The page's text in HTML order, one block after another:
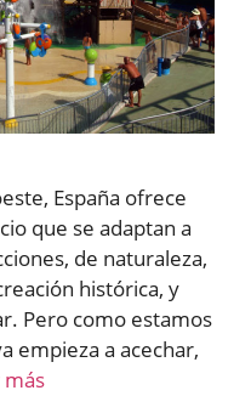
España ofrece
que se adaptan a
de naturaleza,
histórica, y
Pero como estamos
empieza a acechar,